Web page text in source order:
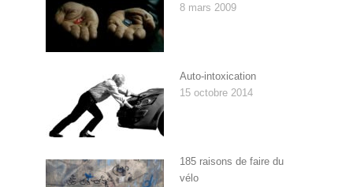
8 mars 2009
Auto-intoxication
15 octobre 2014
185 raisons de faire du
vélo